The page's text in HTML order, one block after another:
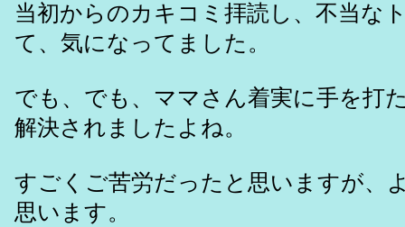
当初からのカキコミ拝読し、不当な
て、気になってました。
でも、でも、ママさん着実に手を打
解決されましたよね。
すごくご苦労だったと思いますが、
思います。